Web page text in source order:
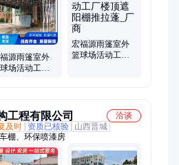
雨防晒镀锌管
源雨篷室外
场活动工厂
宏福源雨篷室外
篮球场活动工厂
工程有限公司
洽谈
及时 资质已核验
山西晋城
棚、环保喷漆房